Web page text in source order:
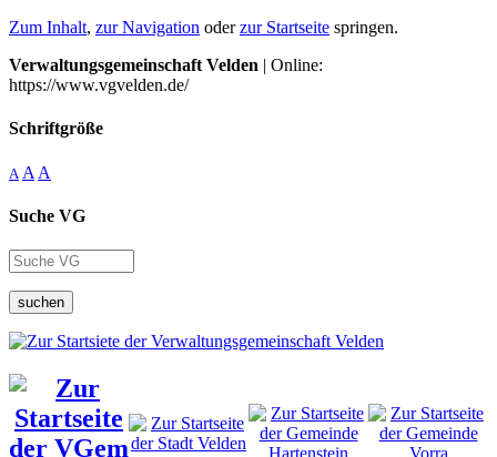
Zum Inhalt, zur Navigation oderzur Startseite springen.
Verwaltungsgemeinschaft Velden | Online:
https://www.vgvelden.de/
Schriftgröße
A A A
Suche VG
suchen